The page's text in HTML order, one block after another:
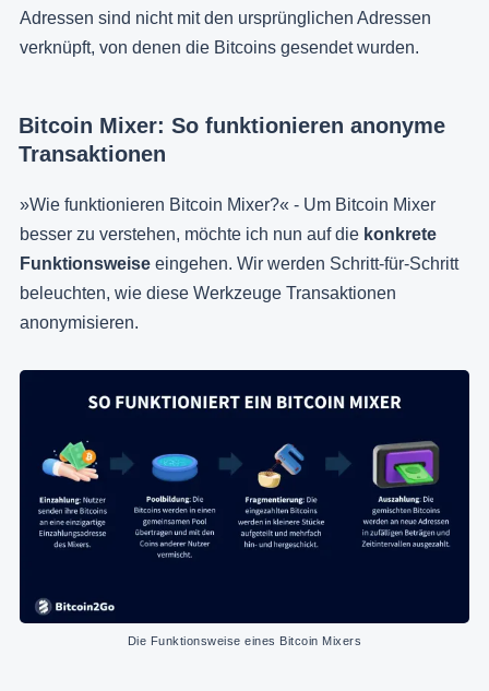
Adressen sind nicht mit den ursprünglichen Adressen
verknüpft, von denen die Bitcoins gesendet wurden.
Bitcoin Mixer: So funktionieren anonyme
Transaktionen
»Wie funktionieren Bitcoin Mixer?« - Um Bitcoin Mixer
besser zu verstehen, möchte ich nun auf die konkrete
Funktionsweise eingehen. Wir werden Schritt-für-Schritt
beleuchten, wie diese Werkzeuge Transaktionen
anonymisieren.
Die Funktionsweise eines Bitcoin Mixers